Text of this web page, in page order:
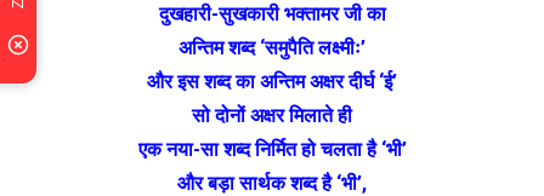
दुखहारी-सुखकारी भक्तामर जी का
अन्तिम शब्द ‘समुपैति लक्ष्मीः’
और इस शब्द का अन्तिम अक्षर दीर्घ ‘ई’
सो दोनों अक्षर मिलाते ही
एक नया-सा शब्द निर्मित हो चलता है ‘भी’
और बड़ा सार्थक शब्द है ‘भी’,